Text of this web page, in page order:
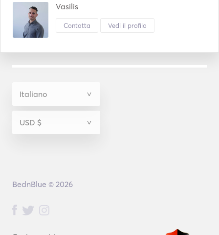
Vasilis
Contatta Vedi il profilo
BednBlue © 2026